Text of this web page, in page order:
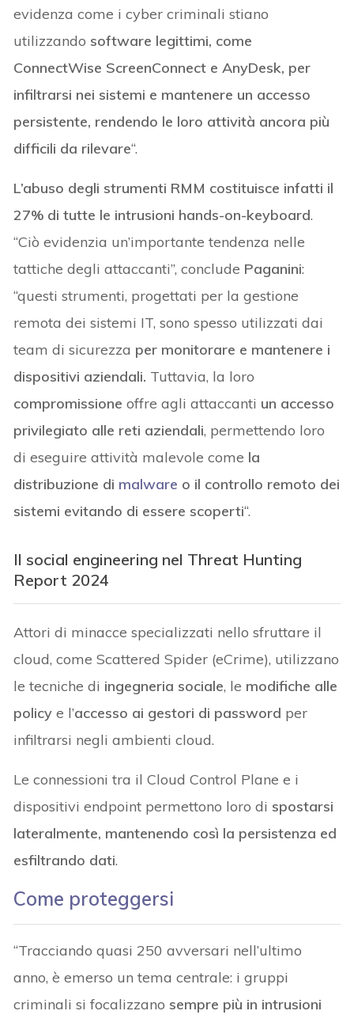
evidenza come i cyber criminali stiano
utilizzando software legittimi, come
ConnectWise ScreenConnect e AnyDesk, per
infiltrarsi nei sistemi e mantenere un accesso
persistente, rendendo le loro attività ancora più
difficili da rilevare“.
L’abuso degli strumenti RMM costituisce infatti il
27% di tutte le intrusioni hands-on-keyboard.
“Ciò evidenzia un’importante tendenza nelle
tattiche degli attaccanti”, conclude Paganini:
“questi strumenti, progettati per la gestione
remota dei sistemi IT, sono spesso utilizzati dai
team di sicurezza per monitorare e mantenere i
dispositivi aziendali. Tuttavia, la loro
compromissione offre agli attaccanti un accesso
privilegiato alle reti aziendali, permettendo loro
di eseguire attività malevole come la
distribuzione di malware o il controllo remoto dei
sistemi evitando di essere scoperti“.
Il social engineering nel Threat Hunting
Report 2024
Attori di minacce specializzati nello sfruttare il
cloud, come Scattered Spider (eCrime), utilizzano
le tecniche di ingegneria sociale, le modifiche alle
policy e l’accesso ai gestori di password per
infiltrarsi negli ambienti cloud.
Le connessioni tra il Cloud Control Plane e i
dispositivi endpoint permettono loro di spostarsi
lateralmente, mantenendo così la persistenza ed
esfiltrando dati.
Come proteggersi
“Tracciando quasi 250 avversari nell’ultimo
anno, è emerso un tema centrale: i gruppi
criminali si focalizzano sempre più in intrusioni